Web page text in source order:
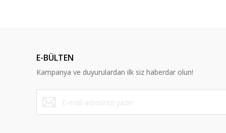
Ürün bilgilerinde hatalar bulunuyor.
Ürün fiyatı diğer sitelerden daha pahalı.
Bu ürüne benzer farklı alternatifler olmalı.
E-BÜLTEN
Kampanya ve duyurulardan ilk siz haberdar olun!